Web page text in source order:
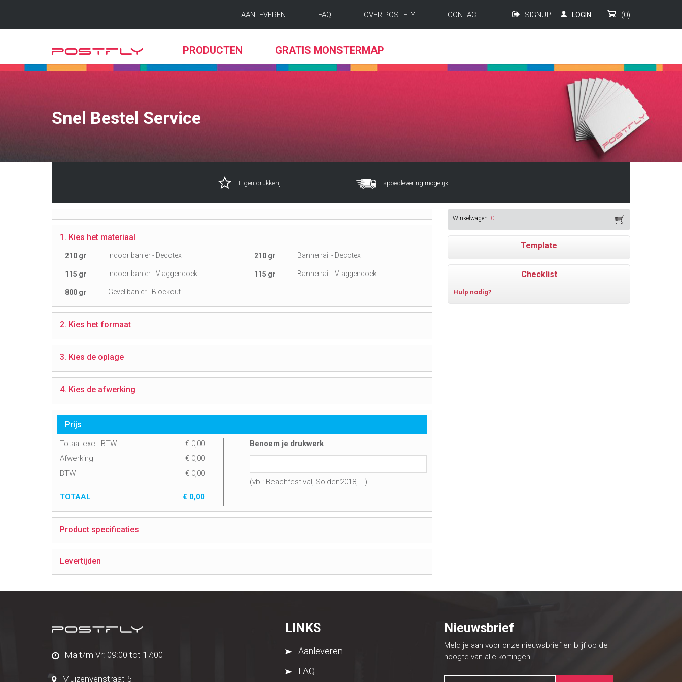
AANLEVEREN FAQ OVER POSTFLY CONTACT SIGNUP LOGIN (0)
PRODUCTEN GRATIS MONSTERMAP
Snel Bestel Service
Eigen drukkerij spoedlevering mogelijk
1. Kies het materiaal
210 gr Indoor banier - Decotex
115 gr Indoor banier - Vlaggendoek
800 gr Gevel banier - Blockout
210 gr Bannerrail - Decotex
115 gr Bannerrail - Vlaggendoek
2. Kies het formaat
3. Kies de oplage
4. Kies de afwerking
Prijs
Totaal excl. BTW € 0,00
Afwerking
€ 0,00
BTW
€ 0,00
TOTAAL € 0,00
Benoem je drukwerk
(vb.: Beachfestival, Solden2018, …)
Product specificaties
Levertijden
Winkelwagen: 0
Template
Checklist
Hulp nodig?
Ma t/m Vr: 09:00 tot 17:00
Muizenvenstraat 5
LINKS
Aanleveren
FAQ
Nieuwsbrief
Meld je aan voor onze nieuwsbrief en blijf op de
hoogte van alle kortingen!